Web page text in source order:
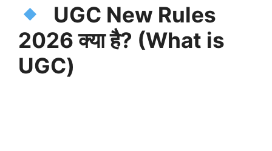
UGC New Rules
2026क्या है? (What is
UGC)